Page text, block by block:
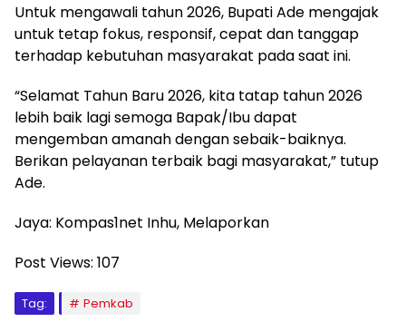
Untuk mengawali tahun 2026, Bupati Ade mengajak
untuk tetap fokus, responsif, cepat dan tanggap
terhadap kebutuhan masyarakat pada saat ini.
“Selamat Tahun Baru 2026, kita tatap tahun 2026
lebih baik lagi semoga Bapak/Ibu dapat
mengemban amanah dengan sebaik-baiknya.
Berikan pelayanan terbaik bagi masyarakat,” tutup
Ade.
Jaya: Kompas1net Inhu, Melaporkan
Post Views: 107
Tag: Pemkab